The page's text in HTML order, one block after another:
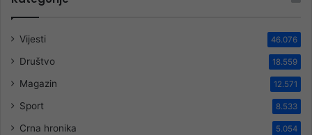
Vijesti 46.076
Društvo 18.559
Magazin 12.571
Sport 8.533
Crna hronika 5.054